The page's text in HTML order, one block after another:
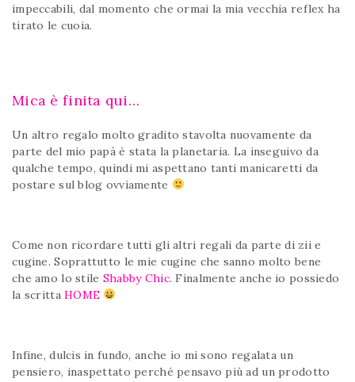
impeccabili, dal momento che ormai la mia vecchia reflex ha
tirato le cuoia.
Mica è finita qui…
Un altro regalo molto gradito stavolta nuovamente da
parte del mio papà è stata la planetaria. La inseguivo da
qualche tempo, quindi mi aspettano tanti manicaretti da
postare sul blog ovviamente
Come non ricordare tutti gli altri regali da parte di zii e
cugine. Soprattutto le mie cugine che sanno molto bene
che amo lo stile Shabby Chic. Finalmente anche io possiedo
la scrittaHOME
Infine, dulcis in fundo, anche io mi sono regalata un
pensiero, inaspettato perché pensavo più ad un prodotto